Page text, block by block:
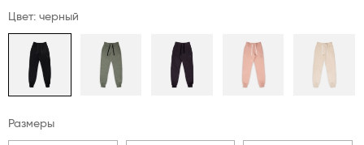
Цвет: черный
Размеры